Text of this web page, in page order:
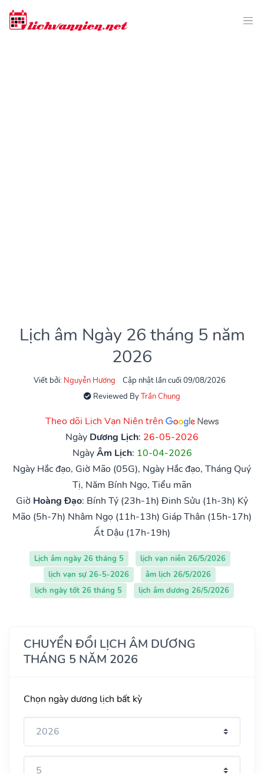
Lịch âm Ngày 26 tháng 5 năm
2026
Viết bởi: Nguyễn Hương
Cập nhật lần cuối 09/08/2026
Reviewed ByTrần Chung
Theo dõi Lịch Vạn Niên trên
Ngày Dương Lịch: 26-05-2026
NgàyÂm Lịch: 10-04-2026
Ngày Hắc đạo, Giờ Mão (05G), Ngày Hắc đạo, Tháng Quý
Tị, Năm Bính Ngọ, Tiểu mãn
Giờ Hoàng Đạo: Bính Tý (23h-1h) Đinh Sửu (1h-3h) Kỷ
Mão (5h-7h) Nhâm Ngọ (11h-13h) Giáp Thân (15h-17h)
Ất Dậu (17h-19h)
Lịch âm ngày 26 tháng 5
lịch vạn niên 26/5/2026
lịch vạn sự 26-5-2026
âm lịch 26/5/2026
lịch ngày tốt 26 tháng 5
lịch âm dương 26/5/2026
CHUYỂN ĐỔI LỊCH ÂM DƯƠNG
THÁNG 5 NĂM 2026
Chọn ngày dương lịch bất kỳ